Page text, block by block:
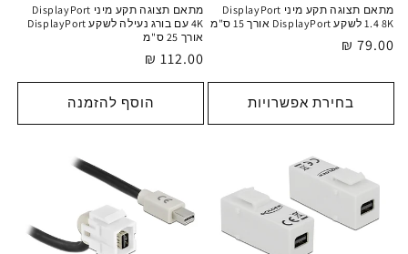
מתאם תצוגה תקע מיני DisplayPort
1.4 8K לשקע DisplayPort אורך 15 ס"מ
מחיר
79.00 ₪
בחירת אפשרויות
מתאם תצוגה תקע מיני DisplayPort
4K עם בורג נעילה לשקע DisplayPort
אורך 25 ס"מ
מחיר
רגיל
112.00 ₪
הוסף להזמנה